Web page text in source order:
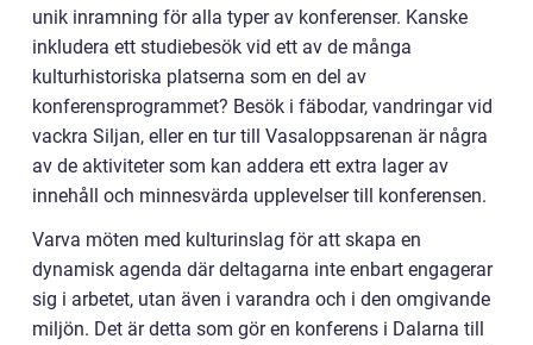
unik inramning för alla typer av konferenser. Kanske
inkludera ett studiebesök vid ett av de många
kulturhistoriska platserna som en del av
konferensprogrammet? Besök i fäbodar, vandringar vid
vackra Siljan, eller en tur till Vasaloppsarenan är några
av de aktiviteter som kan addera ett extra lager av
innehåll och minnesvärda upplevelser till konferensen.
Varva möten med kulturinslag för att skapa en
dynamisk agenda där deltagarna inte enbart engagerar
sig i arbetet, utan även i varandra och i den omgivande
miljön. Det är detta som gör en konferens i Dalarna till